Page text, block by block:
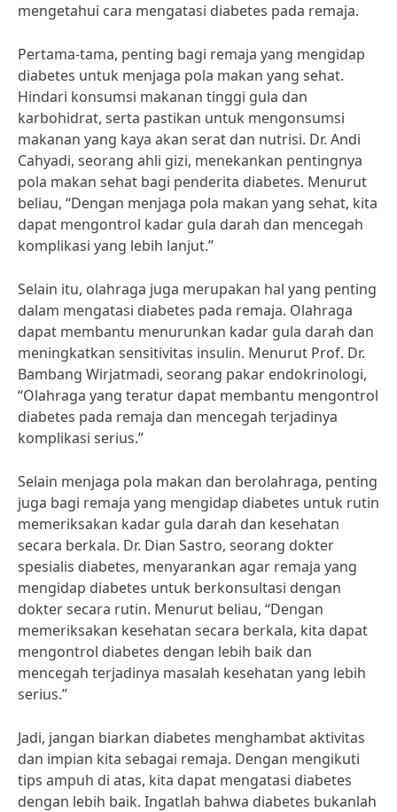
mengetahui cara mengatasi diabetes pada remaja.
Pertama-tama, penting bagi remaja yang mengidap
diabetes untuk menjaga pola makan yang sehat.
Hindari konsumsi makanan tinggi gula dan
karbohidrat, serta pastikan untuk mengonsumsi
makanan yang kaya akan serat dan nutrisi. Dr. Andi
Cahyadi, seorang ahli gizi, menekankan pentingnya
pola makan sehat bagi penderita diabetes. Menurut
beliau, “Dengan menjaga pola makan yang sehat, kita
dapat mengontrol kadar gula darah dan mencegah
komplikasi yang lebih lanjut.”
Selain itu, olahraga juga merupakan hal yang penting
dalam mengatasi diabetes pada remaja. Olahraga
dapat membantu menurunkan kadar gula darah dan
meningkatkan sensitivitas insulin. Menurut Prof. Dr.
Bambang Wirjatmadi, seorang pakar endokrinologi,
“Olahraga yang teratur dapat membantu mengontrol
diabetes pada remaja dan mencegah terjadinya
komplikasi serius.”
Selain menjaga pola makan dan berolahraga, penting
juga bagi remaja yang mengidap diabetes untuk rutin
memeriksakan kadar gula darah dan kesehatan
secara berkala. Dr. Dian Sastro, seorang dokter
spesialis diabetes, menyarankan agar remaja yang
mengidap diabetes untuk berkonsultasi dengan
dokter secara rutin. Menurut beliau, “Dengan
memeriksakan kesehatan secara berkala, kita dapat
mengontrol diabetes dengan lebih baik dan
mencegah terjadinya masalah kesehatan yang lebih
serius.”
Jadi, jangan biarkan diabetes menghambat aktivitas
dan impian kita sebagai remaja. Dengan mengikuti
tips ampuh di atas, kita dapat mengatasi diabetes
dengan lebih baik. Ingatlah bahwa diabetes bukanlah